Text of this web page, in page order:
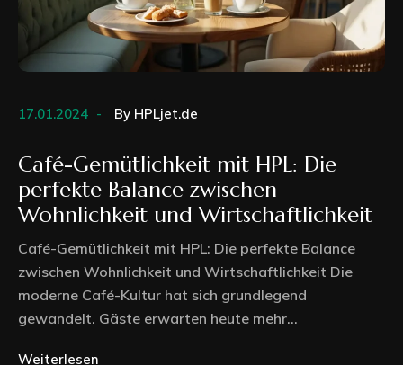
17.01.2024 By HPLjet.de
Café-Gemütlichkeit mit HPL: Die
perfekte Balance zwischen
Wohnlichkeit und Wirtschaftlichkeit
Café-Gemütlichkeit mit HPL: Die perfekte Balance
zwischen Wohnlichkeit und Wirtschaftlichkeit Die
moderne Café-Kultur hat sich grundlegend
gewandelt. Gäste erwarten heute mehr...
Weiterlesen